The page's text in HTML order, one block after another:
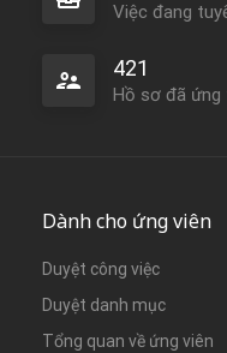
Việc đang
421
Hồ sơ đã ứng
Dành cho ứng viên
Duyệt công việc
Duyệt danh mục
Tổng quan về ứng viên